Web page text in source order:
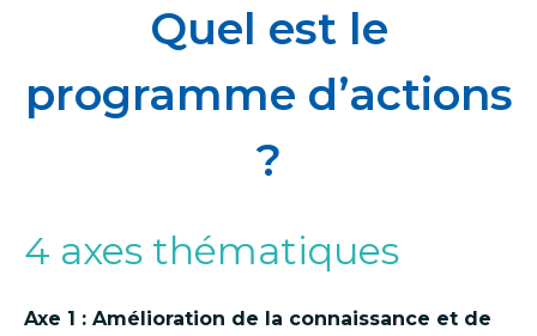
Quel est le
programme d’actions
?
4 axes thématiques
Axe 1 : Amélioration de la connaissance et de